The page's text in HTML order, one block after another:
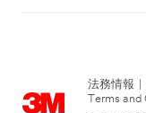
法務情報
Terms